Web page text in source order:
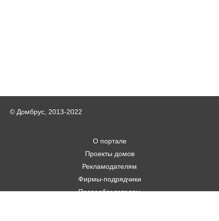
© Домбрус, 2013-2022
О портале
Проекты домов
Рекламодателям
Фирмы-подрядчики
Правообладателям